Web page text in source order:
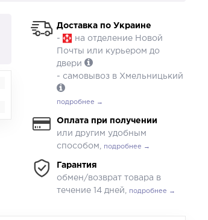
Доставка по Украине
-
на отделение Новой
Почты или курьером до
двери
- самовывоз в Хмельницький
подробнее →
Оплата при получении
или другим удобным
способом,
подробнее →
Гарантия
обмен/возврат товара в
течение 14 дней,
подробнее →